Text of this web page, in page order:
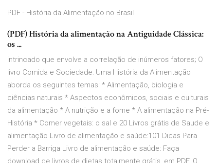
PDF - História da Alimentação no Brasil
(PDF) História da alimentação na Antiguidade Clássica:
os ...
intrincado que envolve a correlação de inúmeros fatores; O
livro Comida e Sociedade: Uma História da Alimentação
aborda os seguintes temas: * Alimentação, biologia e
ciências naturais * Aspectos econômicos, sociais e culturais
da alimentação * A nutrição e a fome * A alimentação na Pré-
História * Comer vegetais: o sal e 20 Livros grátis de Saude e
alimentação Livro de alimentação e saúde:101 Dicas Para
Perder a Barriga Livro de alimentação e saúde: Faça